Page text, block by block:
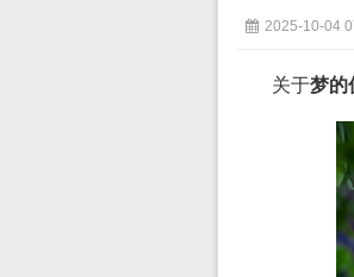
2025-10-04
关于梦的